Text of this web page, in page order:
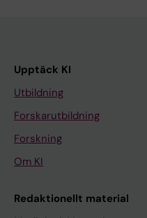
Upptäck KI
Utbildning
Forskarutbildning
Forskning
Om KI
Redaktionellt material